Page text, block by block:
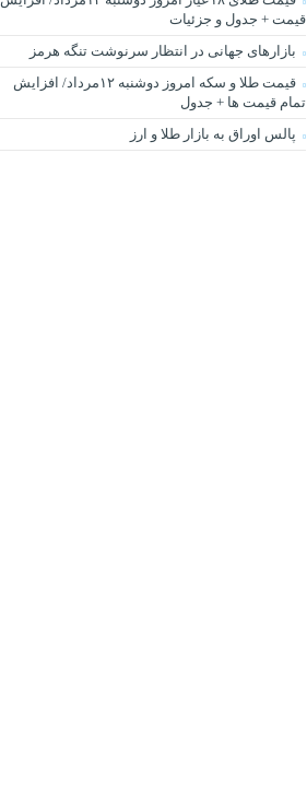
قیمت + جدول و جزئیات
بازارهای جهانی در انتظار سرنوشت تنگه هرمز
قیمت طلا و سکه امروز دوشنبه ۱۲مرداد/ افزایش
تمام قیمت ها + جدول
پالس اوراق به بازار طلا و ارز